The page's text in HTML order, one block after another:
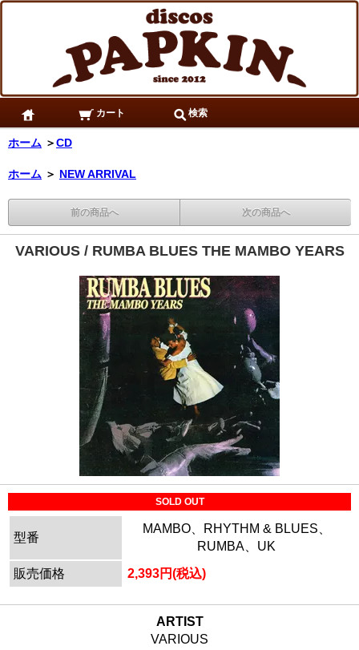
カート 検索
ホーム ＞CD
ホーム ＞ NEW ARRIVAL
前の商品へ 次の商品へ
VARIOUS / RUMBA BLUES THE MAMBO YEARS
SOLD OUT
型番
MAMBO、RHYTHM & BLUES、
RUMBA、UK
販売価格
2,393円(税込)
ARTIST
VARIOUS